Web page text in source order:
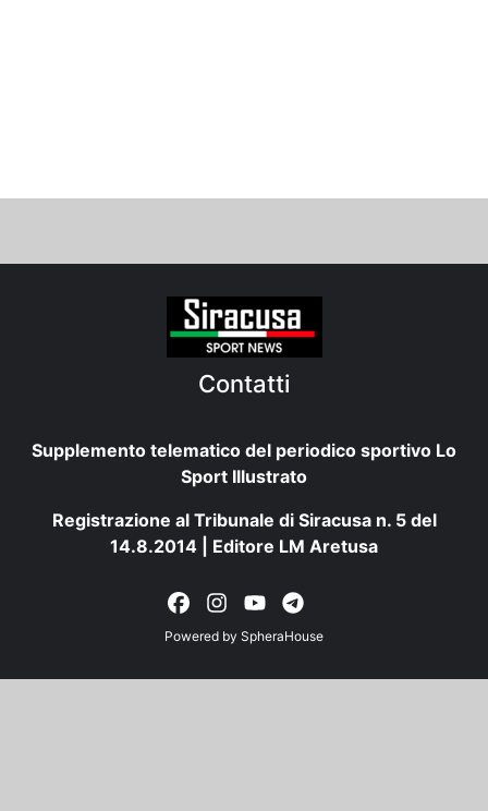
Contatti
Supplemento telematico del periodico sportivo Lo
Sport Illustrato
Registrazione al Tribunale di Siracusa n. 5 del
14.8.2014 | Editore LM Aretusa
Powered by SpheraHouse